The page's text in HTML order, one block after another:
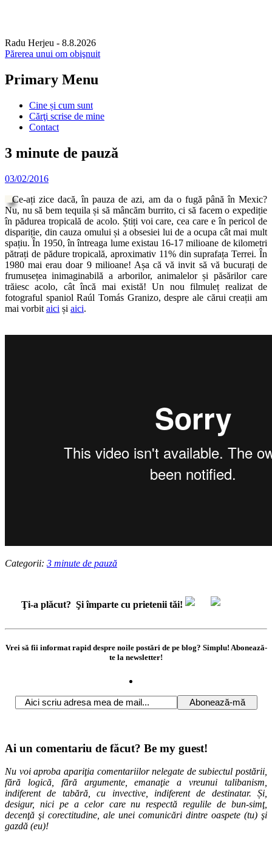
Radu Herjeu - 8.8.2026
Părerea unui om obişnuit
Primary Menu
Skip
content
Cine și cum sunt
Cărţi scrise de mine
Contact
3 minute de pauză
03/02/2016
Ce-ați zice dacă, în pauza de azi, am da o fugă până în Mexic?
Nu, nu să bem tequila și să mâncăm burrito, ci să facem o expediție
în pădurea tropicală de acolo. Știți voi care, cea care e în pericol de
dispariție, din cauza omului și a obsesiei lui de a ocupa cât mai mult
spațiu. În 1950, în întreaga lume existau 16-17 milioane de kilometri
pătrați de pădure tropicală, aproximativ 11% din suprafața Terrei. În
1980 mai erau doar 9 milioane! Așa că vă invit să vă bucurați de
frumusețea inimaginabilă a arborilor, animalelor și păsărilor care
trăiesc acolo, cât încă mai există! Un nou filmuleț realizat de
fotograful spaniol Raúl Tomás Granizo, despre ale cărui creații am
mai vorbit aici și aici.
Categorii: 3 minute de pauză
Ţi-a plăcut? Şi împarte cu prietenii tăi!
Vrei să fii informat rapid despre noile postări de pe blog? Simplu! Abonează-
te la newsletter!
Ai un comentariu de făcut? Be my guest!
Nu voi aproba apariţia comentariilor nelegate de subiectul postării,
fără logică, fără argumente, emanaţie a vreunui talibanism,
indiferent de tabără, cu invective, indiferent de destinatar. Și,
desigur, nici pe a celor care nu respectă regulile de bun-simţ,
decenţă şi corectitudine, ale unei comunicări dintre oaspete (tu) şi
gazdă (eu)!